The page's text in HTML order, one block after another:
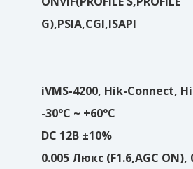
G),PSIA,CGI,ISAPI
iVMS-4200, Hik-Connect,
-30°C ~ +60°C
DC 12В ±10%
0.005 Люкс (F1.6,AGC